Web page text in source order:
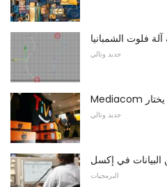
فلوت الشمبانيا
جديد وتالي
جديد وتالي
في إكسل
البرمجيات